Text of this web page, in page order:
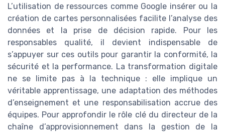
L’utilisation de ressources comme Google insérer ou la
création de cartes personnalisées facilite l’analyse des
données et la prise de décision rapide. Pour les
responsables qualité, il devient indispensable de
s’appuyer sur ces outils pour garantir la conformité, la
sécurité et la performance. La transformation digitale
ne se limite pas à la technique : elle implique un
véritable apprentissage, une adaptation des méthodes
d’enseignement et une responsabilisation accrue des
équipes. Pour approfondir le rôle clé du directeur de la
chaîne d’approvisionnement dans la gestion de la